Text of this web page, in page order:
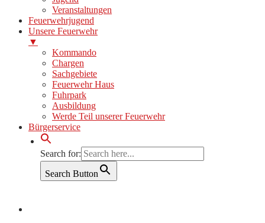
Veranstaltungen
Feuerwehrjugend
Unsere Feuerwehr
▼
Kommando
Chargen
Sachgebiete
Feuerwehr Haus
Fuhrpark
Ausbildung
Werde Teil unserer Feuerwehr
Bürgerservice
Search for:
Search Button